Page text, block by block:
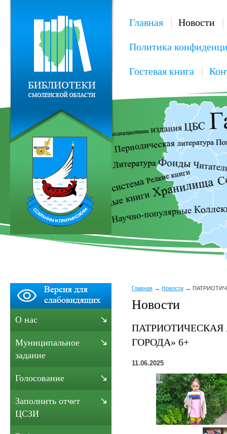
Главная Новости
Политика
Гостевая книга
Главная Новости
Новости
ГОРОДА» 6+
11.06.2025
О нас
Муниципальное
задание
Голосование
Заполнить отчет
ЦСЗИ